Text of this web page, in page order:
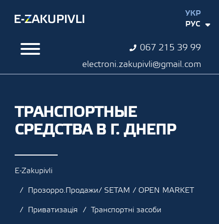
067 215 39 99
electroni.zakupivli@gmail.com
УКР
РУС
ТРАНСПОРТНЫЕ
СРЕДСТВА В Г. ДНЕПР
E-Zakupivli
Прозорро.Продажи/ SETAM / OPEN MARKET
Приватизація
Транспортні засоби